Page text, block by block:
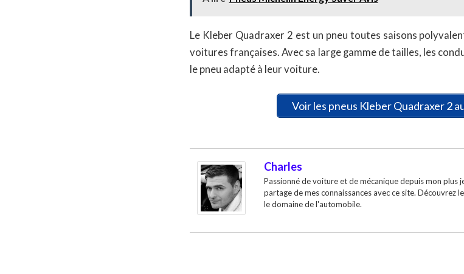
Le Kleber Quadraxer 2 est un pneu toutes saisons
voitures françaises. Avec sa large gamme de tailles, les
le pneu adapté à leur voiture.
Voir les pneus Kleber Quadraxer 2
Charles
Passionné de voiture et de mécanique depuis mon plus
partage de mes connaissances avec ce site. Découvrez
le domaine de l'automobile.